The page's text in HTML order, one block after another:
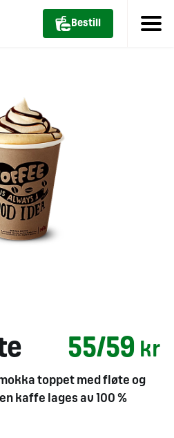
Bestill
55/59 kr
toppet med fløte og
kaffe lages av 100 %